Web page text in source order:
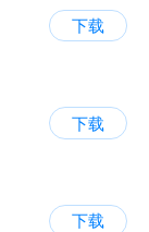
下载
下载
下载